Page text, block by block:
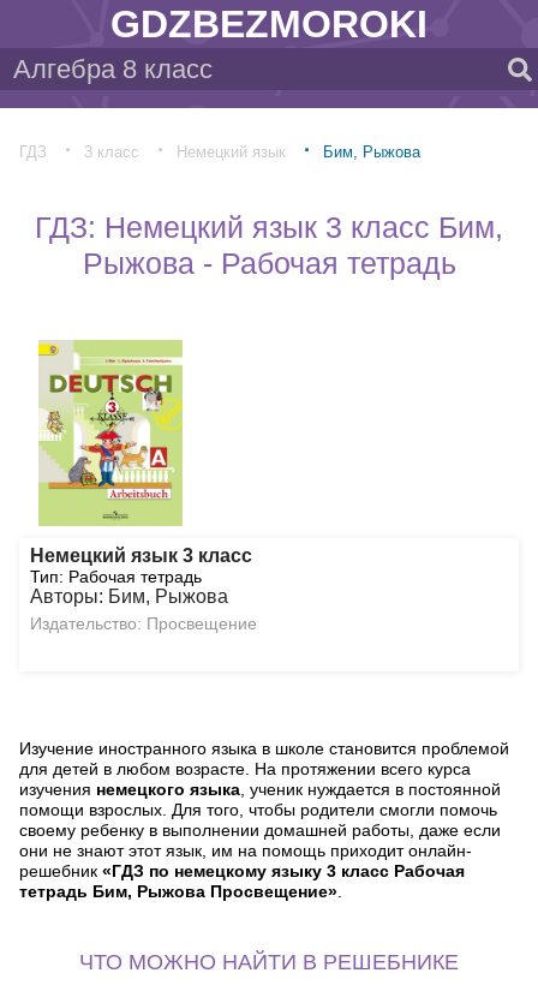
GDZBEZMOROKI
ГДЗ 3 класс Немецкий язык Бим, Рыжова
ГДЗ: Немецкий язык 3 класс Бим,
Рыжова - Рабочая тетрадь
Немецкий язык 3 класс
Тип: Рабочая тетрадь
Авторы: Бим, Рыжова
Издательство: Просвещение
Изучение иностранного языка в школе становится проблемой
для детей в любом возрасте. На протяжении всего курса
изучения немецкого языка , ученик нуждается в постоянной
помощи взрослых. Для того, чтобы родители смогли помочь
своему ребенку в выполнении домашней работы, даже если
они не знают этот язык, им на помощь приходит онлайн-
решебник «ГДЗ по немецкому языку 3 класс Рабочая
тетрадь Бим, Рыжова Просвещение»
ЧТО МОЖНО НАЙТИ В РЕШЕБНИКЕ